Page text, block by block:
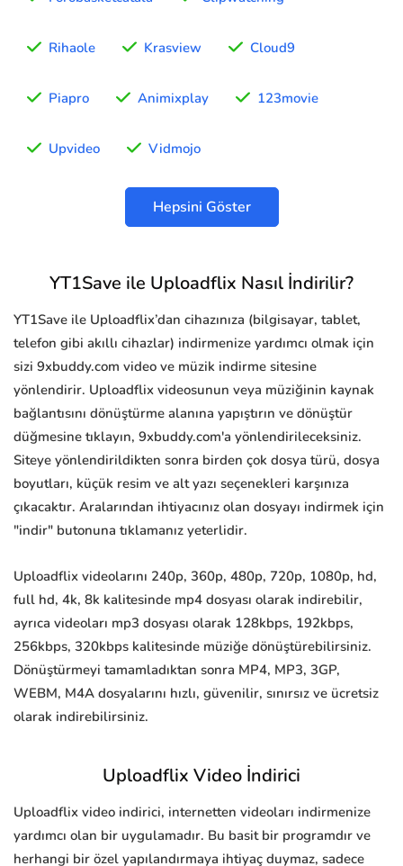
Rihaole Krasview Cloud9
Piapro Animixplay 123movie
Upvideo Vidmojo
Hepsini Göster
YT1Save ile Uploadflix Nasıl İndirilir?
YT1Save ile Uploadflix’dan cihazınıza (bilgisayar, tablet,
telefon gibi akıllı cihazlar) indirmenize yardımcı olmak için
sizi 9xbuddy.com video ve müzik indirme sitesine
yönlendirir. Uploadflix videosunun veya müziğinin kaynak
bağlantısını dönüştürme alanına yapıştırın ve dönüştür
düğmesine tıklayın, 9xbuddy.com'a yönlendirileceksiniz.
Siteye yönlendirildikten sonra birden çok dosya türü, dosya
boyutları, küçük resim ve alt yazı seçenekleri karşınıza
çıkacaktır. Aralarından ihtiyacınız olan dosyayı indirmek için
"indir" butonuna tıklamanız yeterlidir.
Uploadflix videolarını 240p, 360p, 480p, 720p, 1080p, hd,
full hd, 4k, 8k kalitesinde mp4 dosyası olarak indirebilir,
ayrıca videoları mp3 dosyası olarak 128kbps, 192kbps,
256kbps, 320kbps kalitesinde müziğe dönüştürebilirsiniz.
Dönüştürmeyi tamamladıktan sonra MP4, MP3, 3GP,
WEBM, M4A dosyalarını hızlı, güvenilir, sınırsız ve ücretsiz
olarak indirebilirsiniz.
Uploadflix Video İndirici
Uploadflix video indirici, internetten videoları indirmenize
yardımcı olan bir uygulamadır. Bu basit bir programdır ve
herhangi bir özel yapılandırmaya ihtiyaç duymaz, sadece